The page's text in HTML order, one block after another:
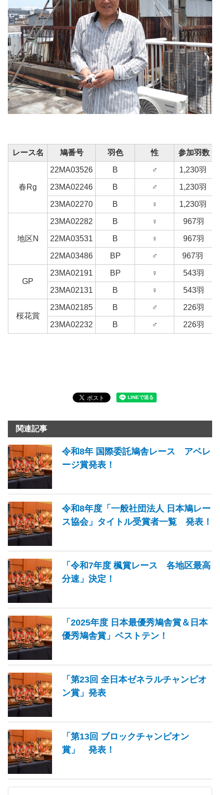
レース名 鳩番号 羽色 性 参加羽数
春Rg
22MA03526 B ♂ 1,230羽
23MA02246 B ♂ 1,230羽
23MA02270 B ♀ 1,230羽
地区N
23MA02282 B ♀ 967羽
22MA03531 B ♀ 967羽
22MA03486 BP ♂ 967羽
GP
23MA02191 BP ♀ 543羽
23MA02131 B ♀ 543羽
桜花賞
23MA02185 B ♂ 226羽
23MA02232 B ♂ 226羽
関連記事
令和8年 国際委託鳩舎レース アベレ
ージ賞発表！
令和8年度「一般社団法人 日本鳩レー
ス協会」タイトル受賞者一覧 発表！
「令和7年度 楓賞レース 各地区最高
分速」決定！
「2025年度 日本最優秀鳩舎賞＆日本
優秀鳩舎賞」ベストテン！
「第23回 全日本ゼネラルチャンピオ
ン賞」発表
「第13回 ブロックチャンピオン
賞」 発表！